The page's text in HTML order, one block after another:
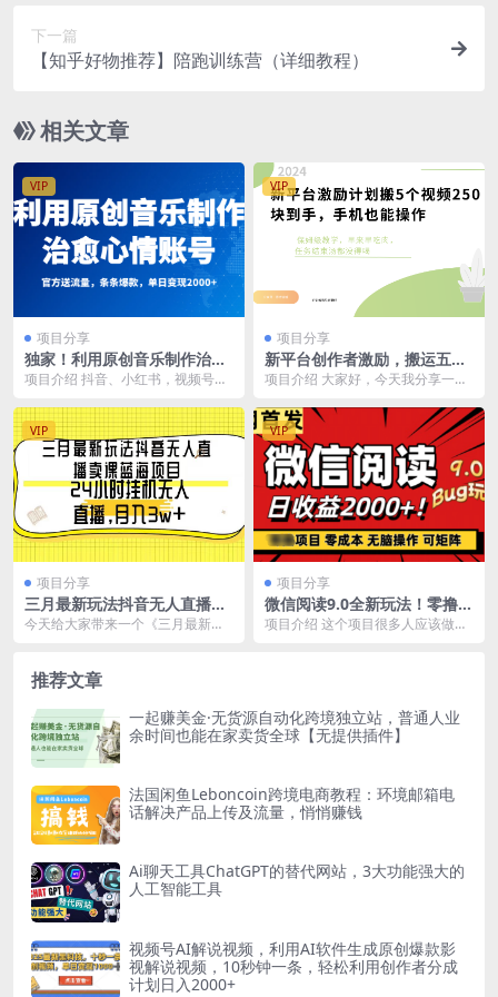
下一篇
【知乎好物推荐】陪跑训练营（详细教程）
相关文章
VIP
项目分享
独家！利用原创音乐制作治愈
心情账号，条条爆款，单日变
项目介绍 抖音、小红书，视频号等
志类、疗愈类账号的...
VIP
项目分享
新平台创作者激励，搬运五个
视频250块，早来早吃肉
项目介绍 大家好，今天我分享一个
成】。 这个平...
VIP
项目分享
三月最新玩法抖音无人直播卖
课蓝海项目，24小时无人直
今天给大家带来一个《三月最新玩
VIP
项目分享
微信阅读9.0全新玩法！零撸，
没有任何成本有手就行，可矩
项目介绍 这个项目很多人应该做过
推荐文章
一起赚美金·无货源自动化跨境独立站，普通人业
余时间也能在家卖货全球【无提供插件】
法国闲鱼Leboncoin跨境电商教程：环境邮箱电
话解决产品上传及流量，悄悄赚钱
Ai聊天工具ChatGPT的替代网站，3大功能强大的
人工智能工具
视频号AI解说视频，利用AI软件生成原创爆款影
视解说视频，10秒钟一条，轻松利用创作者分成
计划日入2000+